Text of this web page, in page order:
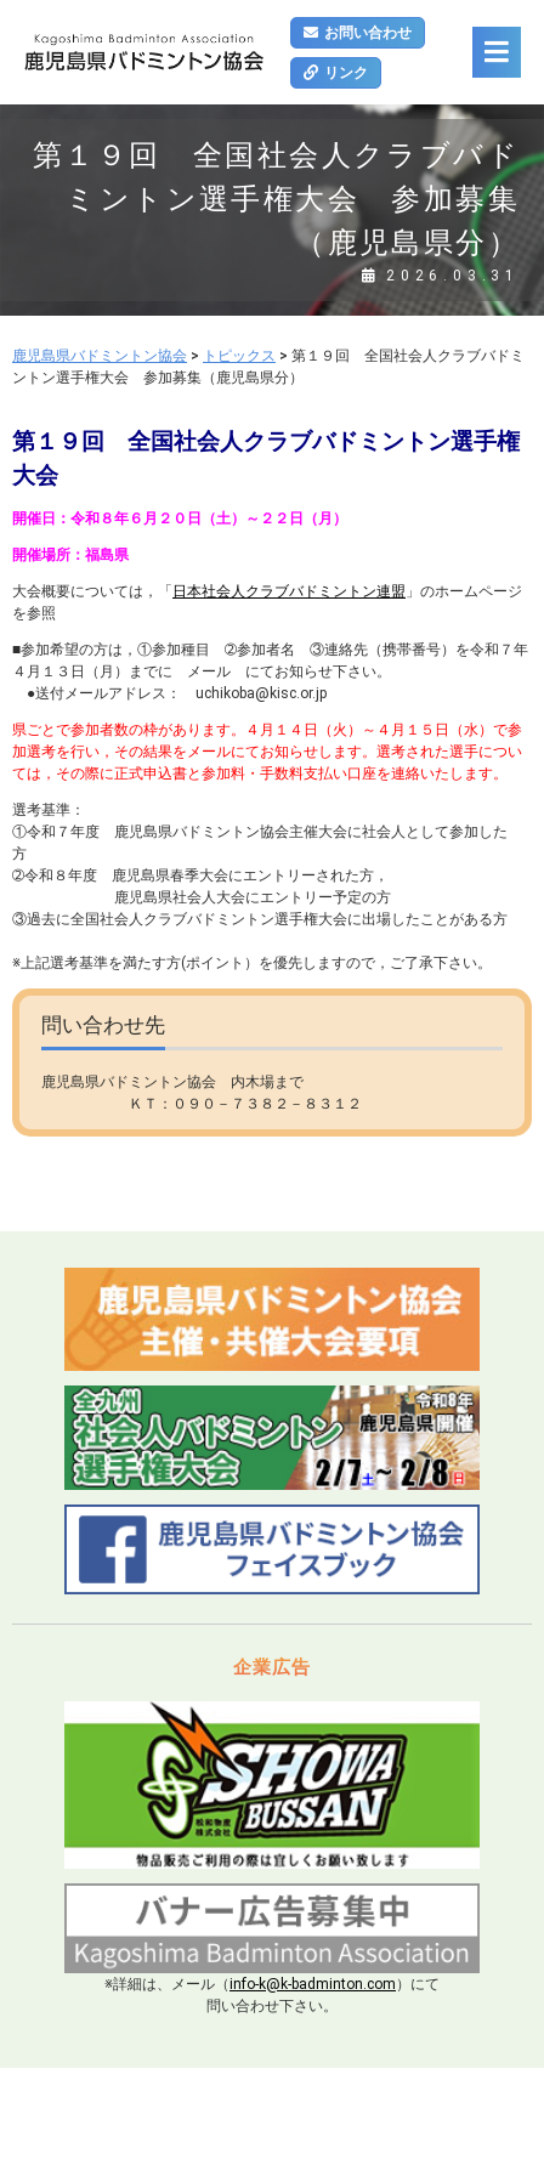
お問い合わせ
リンク
第１９回 全国社会人クラブバド
ミントン選手権大会 参加募集
（鹿児島県分）
2026.03.31
鹿児島県バドミントン協会 > トピックス > 第１９回 全国社会人クラブバドミ
ントン選手権大会 参加募集（鹿児島県分）
第１９回 全国社会人クラブバドミントン選手権
大会
開催日：令和８年６月２０日（土）～２２日（月）
開催場所：福島県
大会概要については，「 日本社会人クラブバドミントン連盟 」のホームページ
を参照
■参加希望の方は，①参加種目 ➁参加者名 ③連絡先（携帯番号）を令和７年
４月１３日（月）までに メール にてお知らせ下さい。
●送付メールアドレス： uchikoba@kisc.or.jp
県ごとで参加者数の枠があります。４月１４日（火）～４月１５日（水）で参
加選考を行い，その結果をメールにてお知らせします。選考された選手につい
ては，その際に正式申込書と参加料・手数料支払い口座を連絡いたします。
選考基準：
①令和７年度 鹿児島県バドミントン協会主催大会に社会人として参加した
方
➁令和８年度 鹿児島県春季大会にエントリーされた方，
鹿児島県社会人大会にエントリー予定の方
③過去に全国社会人クラブバドミントン選手権大会に出場したことがある方
※上記選考基準を満たす方(ポイント）を優先しますので，ご了承下さい。
問い合わせ先
鹿児島県バドミントン協会 内木場まで
ＫＴ：０９０－７３８２－８３１２
企業広告
※詳細は、メール（info-k@k-badminton.com ）にて
問い合わせ下さい。